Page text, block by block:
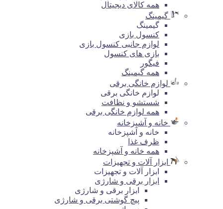
همه کالای دیجیتال
گیمینگ
گیمینگ
کنسول بازی
لوازم جانبی کنسول بازی
بازی های کنسول
فیگور
همه گیمینگ
لوازم خانگی برقی
لوازم خانگی برقی
شستشو و نظافت
همه لوازم خانگی برقی
خانه و آشپزخانه
خانه و آشپزخانه
ظرف غذا
همه خانه و آشپزخانه
ابزار آلات و تجهیزات
ابزار آلات و تجهیزات
ابزار برقی و شارژی
ابزار برقی و شارژی
پیچ گوشتی برقی و شارژی